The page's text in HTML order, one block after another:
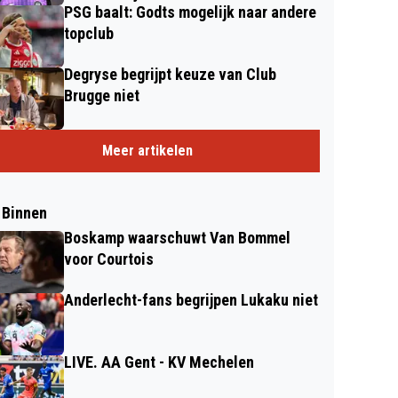
PSG baalt: Godts mogelijk naar andere
topclub
Degryse begrijpt keuze van Club
Brugge niet
Meer artikelen
Boskamp waarschuwt Van Bommel
voor Courtois
Anderlecht-fans begrijpen Lukaku niet
LIVE. AA Gent - KV Mechelen